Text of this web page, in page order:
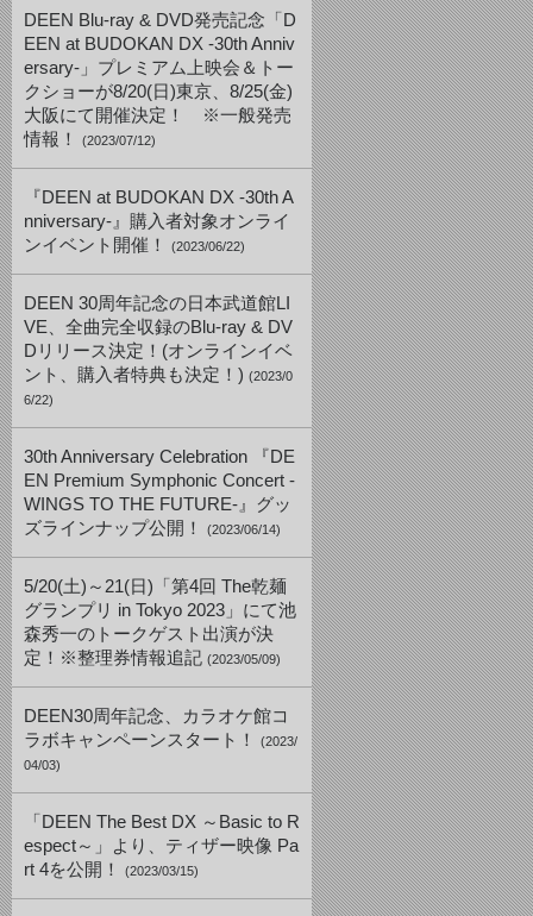
DEEN Blu-ray & DVD発売記念「D
EEN at BUDOKAN DX -30th Anniv
ersary-」プレミアム上映会＆トー
クショーが8/20(日)東京、8/25(金)
大阪にて開催決定！ ※一般発売
情報！
(2023/07/12)
『DEEN at BUDOKAN DX -30th A
nniversary-』購入者対象オンライ
ンイベント開催！
(2023/06/22)
DEEN 30周年記念の日本武道館LI
VE、全曲完全収録のBlu-ray & DV
Dリリース決定！(オンラインイベ
ント、購入者特典も決定！) (2023/0
6/22)
30th Anniversary Celebration 『DE
EN Premium Symphonic Concert -
WINGS TO THE FUTURE-』グッ
ズラインナップ公開！
(2023/06/14)
5/20(土)～21(日)「第4回 The乾麺
グランプリ in Tokyo 2023」にて池
森秀一のトークゲスト出演が決
定！※整理券情報追記 (2023/05/09)
DEEN30周年記念、カラオケ館コ
ラボキャンペーンスタート！
(2023/
04/03)
「DEEN The Best DX ～Basic to R
espect～」より、ティザー映像 Pa
rt 4を公開！
(2023/03/15)